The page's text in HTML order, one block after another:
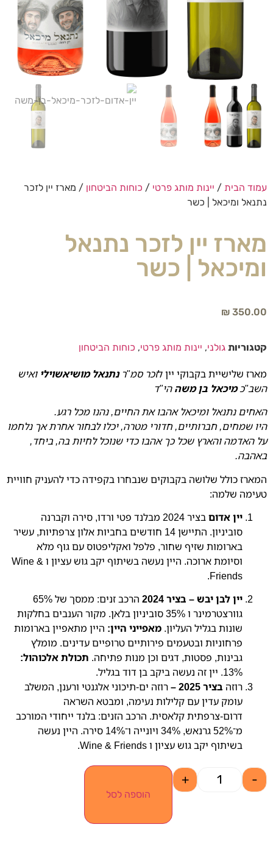
עמוד הבית / יינות מותג פרטי / כוחות הביטחון / מארז יין לזכר
נתנאל ומיכאל | כשר
מארז יין לזכר נתנאל
ומיכאל | כשר
₪ 350.00
קטגוריות גולני, יינות מותג פרטי, כוחות הביטחון
מארז שלישיית בקבוקי יין לזכר סמ"רנתנאל מושיאשוילי ואיש
השב"כמיכאל בן משה הי"ד
האחים נתנאל ומיכאלאהבו את החיים, נהנו מכל רגע.
היו שמחים, חברותיים, חדורי מטרה, יכלו לבחור אחרתאך נלחמו
על האדמה והארץ שכל כך אהבו כדי שנוכל לחיות בה, ביחד,
באהבה.
המארז כולל שלושה בקבוקים שנבחרו בקפידה כדי להעניק חוויית
טעימה שלמה:
יין אדום
בציר 2024 מבלנד פטי ורדו, סירה וקברנה
סוביניון. התיישן 14 חודשים בחביות אלון צרפתיות, עשיר
בארומות שזיף שחור, פלפל ואקליפטוס עם גוף מלא
וסיומת ארוכה. היין נעשה בשיתוף יקב גוש עציון ו Wine &
Friends.
יין לבן יבש – בציר 2024
הרכב זנים: ממסך של 65%
גוורצטרמינר ו 35% סוביניון בלאן. מקור הענבים בחלקות
שונות בגליל העליון. מאפייני היין: היין מתאפיין בארומות
פרחוניות ובטעמים פירותיים טרופיים עדינים. מומלץ
גבינות, פסטות, דגים וכן מנות פתיחה. תכולת אלכוהול:
13%. יין זה נעשה ביקב בן דוד בגליל.
רוזה בציר 2025 –
רוזה ים-תיכוני אלגנטי ורענן, המשלב
עומק עדין עם קלילות נעימה, ומבטא השראה
דרום-צרפתית קלאסית. הרכב הזנים: בלנד ייחודי המורכב
מ־52% גרנאש, 34% ויונייה ו־14% סירה. היין נעשה
בשיתוף יקב גוש עציון ו Wine & Friends.
-
+
הוספה לסל